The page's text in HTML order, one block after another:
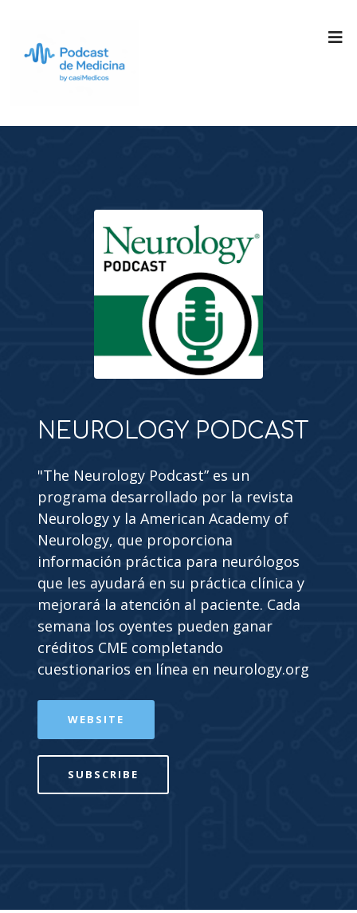
NEUROLOGY PODCAST
"The Neurology Podcast” es un
programa desarrollado por la revista
Neurology y la American Academy of
Neurology, que proporciona
información práctica para neurólogos
que les ayudará en su práctica clínica y
mejorará la atención al paciente. Cada
semana los oyentes pueden ganar
créditos CME completando
cuestionarios en línea en neurology.org
WEBSITE
SUBSCRIBE